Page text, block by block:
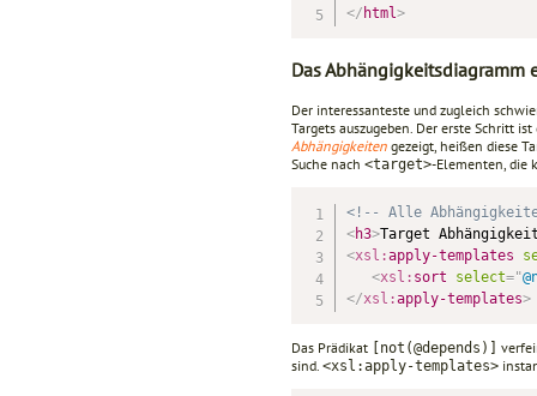
</ html>
Das Abhängigkeitsdiagramm
Der interessanteste und zugleich
Targets auszugeben. Der erste Schritt
Abhängigkeiten gezeigt, heißen diese
Suche nach <target>-Elementen, die
<!-- Alle
<h3>Target
<xsl:apply-templates
<xsl: sort select="
</xsl:apply-templates>
Das Prädikat [not(@depends)]
sind. <xsl:apply-templates>